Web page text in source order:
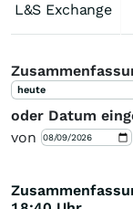
L&S Exchange
heute
oder Datum
von